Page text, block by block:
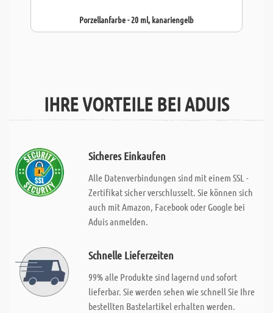
Porzellanfarbe - 20 ml, kanariengelb
IHRE VORTEILE BEI ADUIS
Sicheres Einkaufen
Alle Datenverbindungen sind mit einem SSL -
Zertifikat sicher verschlusselt. Sie können sich
auch mit Amazon, Facebook oder Google bei
Aduis anmelden.
Schnelle Lieferzeiten
99% alle Produkte sind lagernd und sofort
lieferbar. Sie werden sehen wie schnell Sie Ihre
bestellten Bastelartikel erhalten werden.